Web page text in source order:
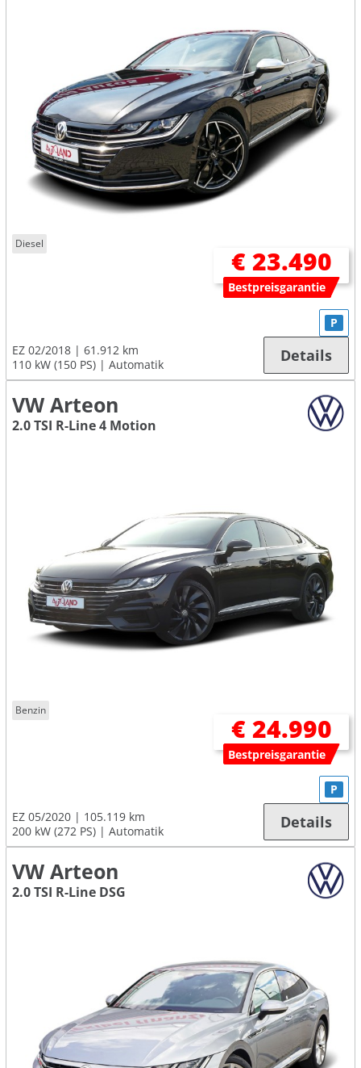
Diesel
€ 23.490
Bestpreisgarantie
EZ 02/2018
61.912 km
110 kW (150 PS)
Automatik
P
Details
VW Arteon
2.0 TSI R-Line 4 Motion
Benzin
€ 24.990
Bestpreisgarantie
EZ 05/2020
105.119 km
200 kW (272 PS)
Automatik
P
Details
VW Arteon
2.0 TSI R-Line DSG